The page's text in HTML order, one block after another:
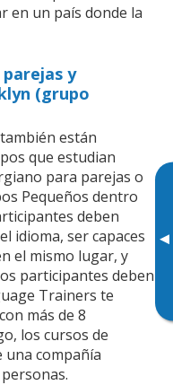
▸
en un país donde la
y
(grupo
están
que estudian
para parejas o
Pequeños dentro
deben
idioma, ser capaces
el mismo lugar, y
participantes deben
Trainers te
más de 8
los cursos de
compañía